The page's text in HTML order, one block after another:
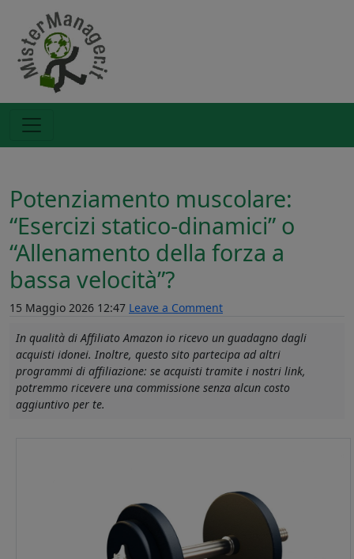
Potenziamento muscolare:
“Esercizi statico-dinamici” o
“Allenamento della forza a
bassa velocità”?
15 Maggio 2026 12:47 Leave a Comment
In qualità di Affiliato Amazon io ricevo un guadagno dagli
acquisti idonei. Inoltre, questo sito partecipa ad altri
programmi di affiliazione: se acquisti tramite i nostri link,
potremmo ricevere una commissione senza alcun costo
aggiuntivo per te.